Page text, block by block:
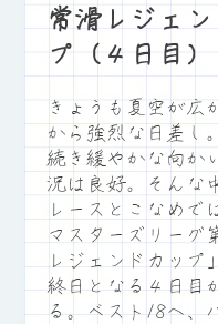
常滑レジェン
プ（４日目）
きょうも夏空が広
から強烈な日差し
続き緩やかな向か
況は良好。そんな
レースとこなめで
マスターズリーグ
レジェンドカップ
終日となる４日目
る。ベスト18へ、